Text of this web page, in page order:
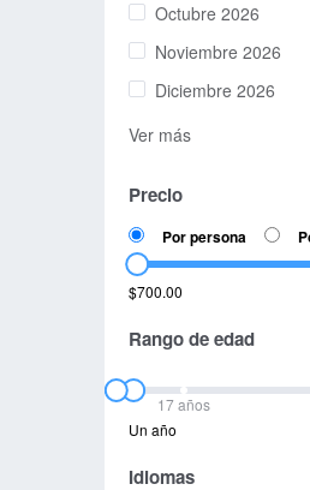
Octubre 2026
Noviembre 2026
Diciembre 2026
Ver más
Precio
Por persona
$700.00
Rango de edad
17 años
Un año
Idiomas